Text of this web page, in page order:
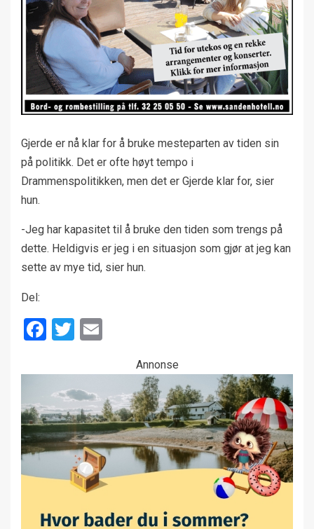
Gjerde er nå klar for å bruke mesteparten av tiden sin
på politikk. Det er ofte høyt tempo i
Drammenspolitikken, men det er Gjerde klar for, sier
hun.
-Jeg har kapasitet til å bruke den tiden som trengs på
dette. Heldigvis er jeg i en situasjon som gjør at jeg kan
sette av mye tid, sier hun.
Del:
Facebook
Twitter
Annonse